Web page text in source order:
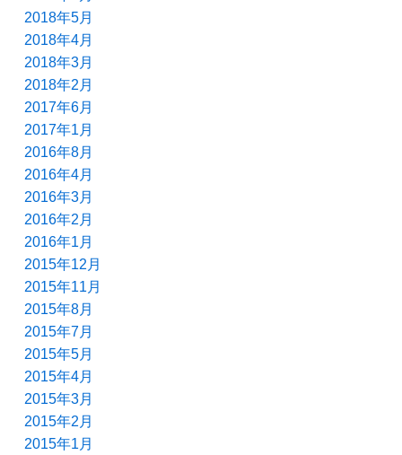
2018年5月
2018年4月
2018年3月
2018年2月
2017年6月
2017年1月
2016年8月
2016年4月
2016年3月
2016年2月
2016年1月
2015年12月
2015年11月
2015年8月
2015年7月
2015年5月
2015年4月
2015年3月
2015年2月
2015年1月